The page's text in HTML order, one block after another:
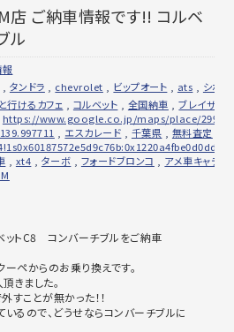
店 ご納車情報です!! コルベ
ル
報
タンドラ chevrolet ビップオート ats
シボ
行けるカフェ コルベット 全国納車 ,ブレイザー
https://www.google.co.jp/maps/place/299-
139.997711 エスカレード 千葉県 無料査定
xt4 ターボ フォードブロンコ
アメ車キャデラ
ットC8 コンバーチブルをご納車
ーペからのお乗り換えです。
きました。
すことが無かった！！
るので、 どうせならコンバーチブルに